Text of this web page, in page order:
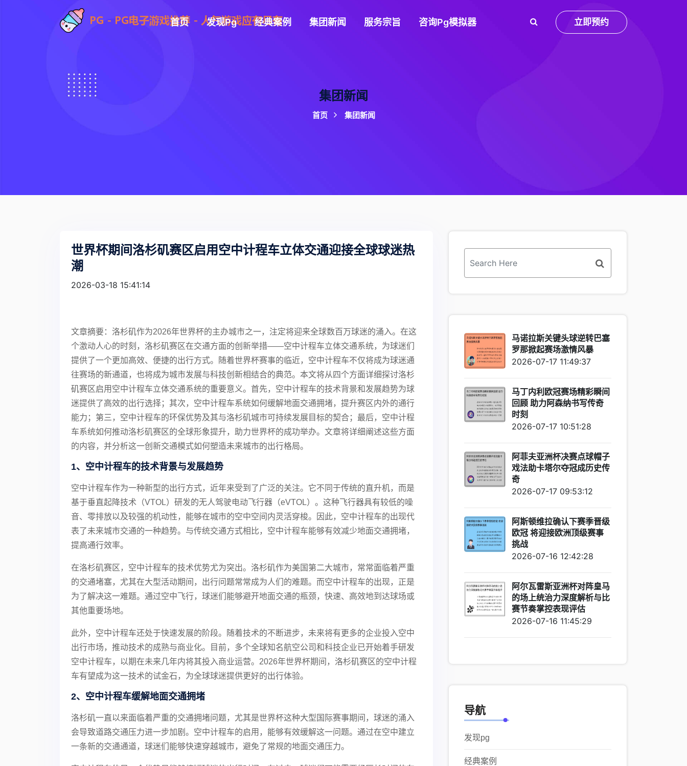
首页 发现pg 经典案例 集团新闻 服务宗旨 咨询pg模拟器 立即预约
集团新闻
首页 集团新闻
世界杯期间洛杉矶赛区启用空中计程车立体交通迎接全球球迷热
潮
2026-03-18 15:41:14
文章摘要：洛杉矶作为2026年世界杯的主办城市之一，注定将迎来全球数百万球迷的涌入。在这
个激动人心的时刻，洛杉矶赛区在交通方面的创新举措——空中计程车立体交通系统，为球迷们
提供了一个更加高效、便捷的出行方式。随着世界杯赛事的临近，空中计程车不仅将成为球迷通
往赛场的新通道，也将成为城市发展与科技创新相结合的典范。本文将从四个方面详细探讨洛杉
矶赛区启用空中计程车立体交通系统的重要意义。首先，空中计程车的技术背景和发展趋势为球
迷提供了高效的出行选择；其次，空中计程车系统如何缓解地面交通拥堵，提升赛区内外的通行
能力；第三，空中计程车的环保优势及其与洛杉矶城市可持续发展目标的契合；最后，空中计程
车系统如何推动洛杉矶赛区的全球形象提升，助力世界杯的成功举办。文章将详细阐述这些方面
的内容，并分析这一创新交通模式如何塑造未来城市的出行格局。
1、空中计程车的技术背景与发展趋势
空中计程车作为一种新型的出行方式，近年来受到了广泛的关注。它不同于传统的直升机，而是
基于垂直起降技术（VTOL）研发的无人驾驶电动飞行器（eVTOL）。这种飞行器具有较低的噪
音、零排放以及较强的机动性，能够在城市的空中空间内灵活穿梭。因此，空中计程车的出现代
表了未来城市交通的一种趋势。与传统交通方式相比，空中计程车能够有效减少地面交通拥堵，
提高通行效率。
在洛杉矶赛区，空中计程车的技术优势尤为突出。洛杉矶作为美国第二大城市，常常面临着严重
的交通堵塞，尤其在大型活动期间，出行问题常常成为人们的难题。而空中计程车的出现，正是
为了解决这一难题。通过空中飞行，球迷们能够避开地面交通的瓶颈，快速、高效地到达球场或
其他重要场地。
此外，空中计程车还处于快速发展的阶段。随着技术的不断进步，未来将有更多的企业投入空中
出行市场，推动技术的成熟与商业化。目前，多个全球知名航空公司和科技企业已开始着手研发
空中计程车，以期在未来几年内将其投入商业运营。2026年世界杯期间，洛杉矶赛区的空中计程
车有望成为这一技术的试金石，为全球球迷提供更好的出行体验。
2、空中计程车缓解地面交通拥堵
洛杉矶一直以来面临着严重的交通拥堵问题，尤其是世界杯这种大型国际赛事期间，球迷的涌入
会导致道路交通压力进一步加剧。空中计程车的启用，能够有效缓解这一问题。通过在空中建立
一条新的交通通道，球迷们能够快速穿越城市，避免了常规的地面交通压力。
马诺拉斯关键头球逆转巴塞
罗那掀起赛场激情风暴
2026-07-17 11:49:37
马丁内利欧冠赛场精彩瞬间
回顾 助力阿森纳书写传奇
时刻
2026-07-17 10:51:28
阿菲夫亚洲杯决赛点球帽子
戏法助卡塔尔夺冠成历史传
奇
2026-07-17 09:53:12
阿斯顿维拉确认下赛季晋级
欧冠 将迎接欧洲顶级赛事
挑战
2026-07-16 12:42:28
阿尔瓦雷斯亚洲杯对阵皇马
的场上统治力深度解析与比
赛节奏掌控表现评估
2026-07-16 11:45:29
导航
发现pg
经典案例